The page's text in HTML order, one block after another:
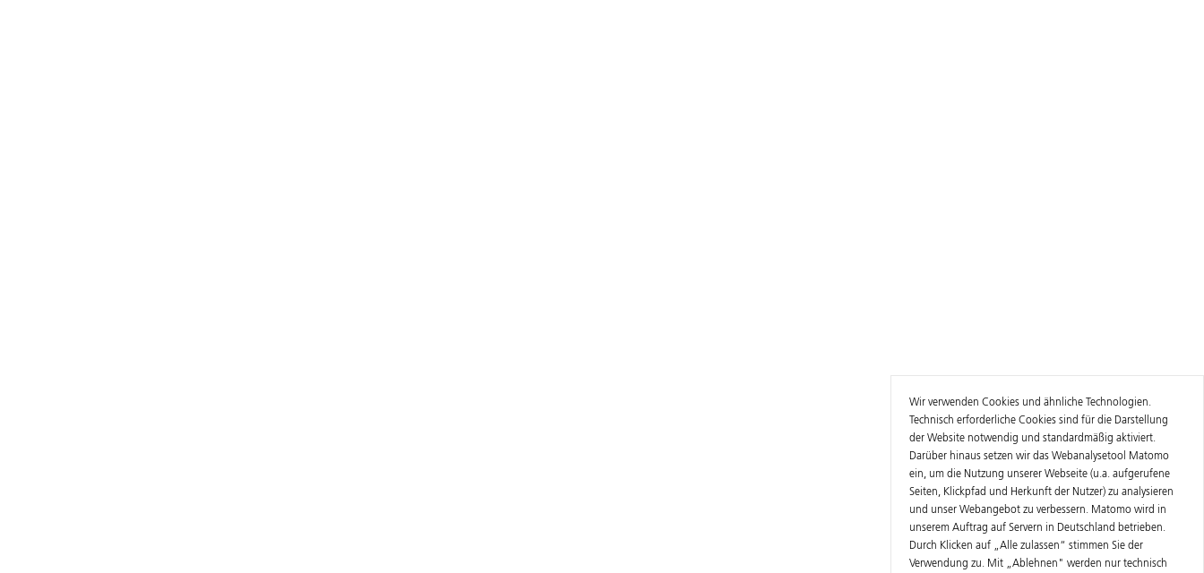
Wir verwenden Cookies und ähnliche Technologien.
Technisch erforderliche Cookies sind für die Darstellung
der Website notwendig und standardmäßig aktiviert.
Darüber hinaus setzen wir das Webanalysetool Matomo
ein, um die Nutzung unserer Webseite (u.a. aufgerufene
Seiten, Klickpfad und Herkunft der Nutzer) zu analysieren
und unser Webangebot zu verbessern. Matomo wird in
unserem Auftrag auf Servern in Deutschland betrieben.
Durch Klicken auf „Alle zulassen“ stimmen Sie der
Verwendung zu. Mit „Ablehnen" werden nur technisch